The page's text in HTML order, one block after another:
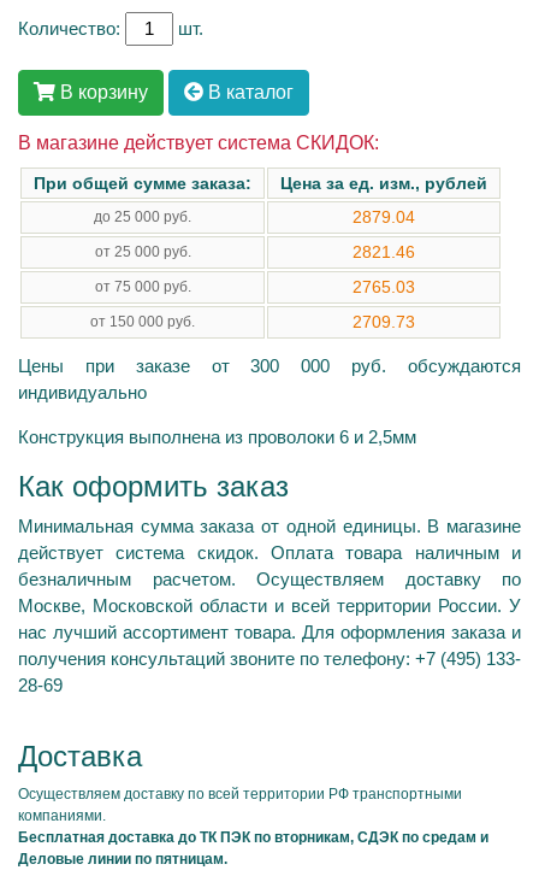
Количество: шт.
В корзину В каталог
В магазине действует система СКИДОК:
При общей сумме заказа: Цена за ед. изм., рублей
до 25 000 руб. 2879.04
от 25 000 руб. 2821.46
от 75 000 руб. 2765.03
от 150 000 руб. 2709.73
Цены при заказе от 300 000 руб. обсуждаются
индивидуально
Конструкция выполнена из проволоки 6 и 2,5мм
Как оформить заказ
Минимальная сумма заказа от одной единицы. В магазине
действует система скидок. Оплата товара наличным и
безналичным расчетом. Осуществляем доставку по
Москве, Московской области и всей территории России. У
нас лучший ассортимент товара. Для оформления заказа и
получения консультаций звоните по телефону: +7 (495) 133-
28-69
Доставка
Осуществляем доставку по всей территории РФ транспортными
компаниями.
Бесплатная доставка до ТК ПЭК по вторникам, СДЭК по средам и
Деловые линии по пятницам.